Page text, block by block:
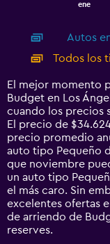
displaying
categories.
Range:
14
categories.
The
chart
has
1
Y
axis
displaying
values.
Range:
0
to
ene
Autos
Todos los
El mejor momento
Budget en Los
cuando los precios
El precio de
precio promedio
auto tipo Pequeño
que noviembre
un auto tipo
el más caro. Sin
excelentes ofertas
de arriendo de
reserves.